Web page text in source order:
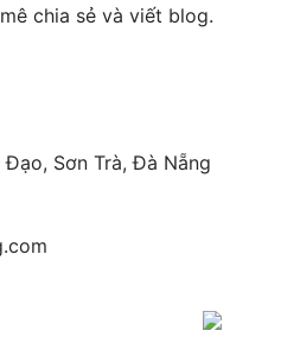
chia sẻ và viết blog.
Sơn Trà, Đà Nẵng